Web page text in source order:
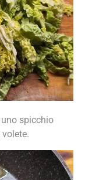
spicchio
volete.